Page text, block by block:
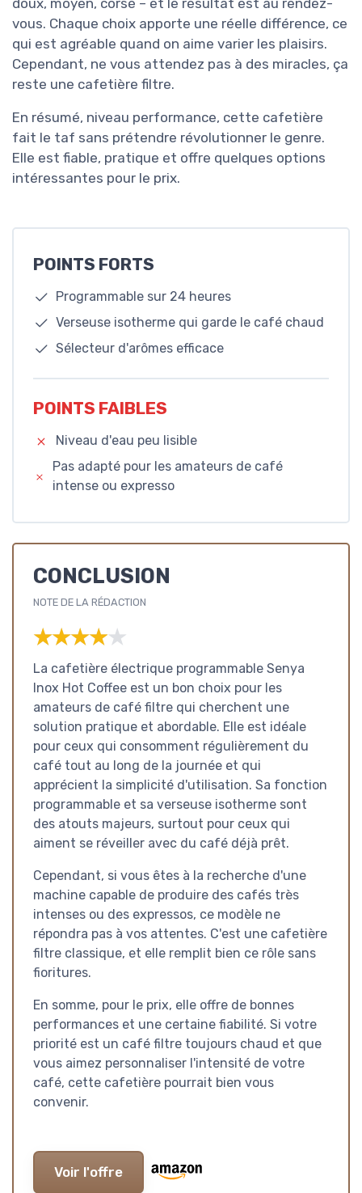
vous. Chaque choix apporte une réelle différence, ce
qui est agréable quand on aime varier les plaisirs.
Cependant, ne vous attendez pas à des miracles, ça
reste une cafetière filtre.
En résumé, niveau performance, cette cafetière
fait le taf sans prétendre révolutionner le genre.
Elle est fiable, pratique et offre quelques options
intéressantes pour le prix.
POINTS FORTS
Programmable sur 24 heures
Verseuse isotherme qui garde le café chaud
Sélecteur d'arômes efficace
POINTS FAIBLES
Niveau d'eau peu lisible
Pas adapté pour les amateurs de café
intense ou expresso
CONCLUSION
NOTE DE LA RÉDACTION
★★★★★
★★★★★
La cafetière électrique programmable Senya
Inox Hot Coffee est un bon choix pour les
amateurs de café filtre qui cherchent une
solution pratique et abordable. Elle est idéale
pour ceux qui consomment régulièrement du
café tout au long de la journée et qui
apprécient la simplicité d'utilisation. Sa fonction
programmable et sa verseuse isotherme sont
des atouts majeurs, surtout pour ceux qui
aiment se réveiller avec du café déjà prêt.
Cependant, si vous êtes à la recherche d'une
machine capable de produire des cafés très
intenses ou des expressos, ce modèle ne
répondra pas à vos attentes. C'est une cafetière
filtre classique, et elle remplit bien ce rôle sans
fioritures.
En somme, pour le prix, elle offre de bonnes
performances et une certaine fiabilité. Si votre
priorité est un café filtre toujours chaud et que
vous aimez personnaliser l'intensité de votre
café, cette cafetière pourrait bien vous
convenir.
Voir l'offre